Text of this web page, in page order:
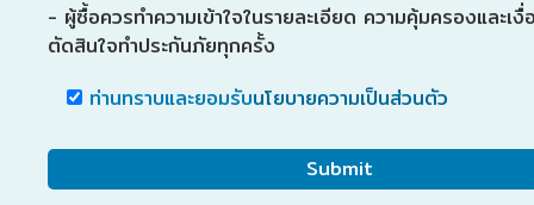
- ผู้ซื้อควรทำความเข้าใจในรายละเอียด ความคุ้มครองและเงื่
ตัดสินใจทำประกันภัยทุกครั้ง
ท่านทราบและยอมรับนโยบายความเป็นส่วนตัว